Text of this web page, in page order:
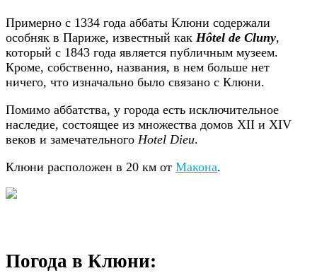
Примерно с 1334 года аббаты Клюни содержали
особняк в Париже, известный как Hôtel de Cluny,
который с 1843 года является публичным музеем.
Кроме, собственно, названия, в нем больше нет
ничего, что изначально было связано с Клюни.
Помимо аббатства, у города есть исключительное
наследие, состоящее из множества домов XII и XIV
веков и замечательного Hotel Dieu.
Клюни расположен в 20 км от Макона.
Погода в Клюни: